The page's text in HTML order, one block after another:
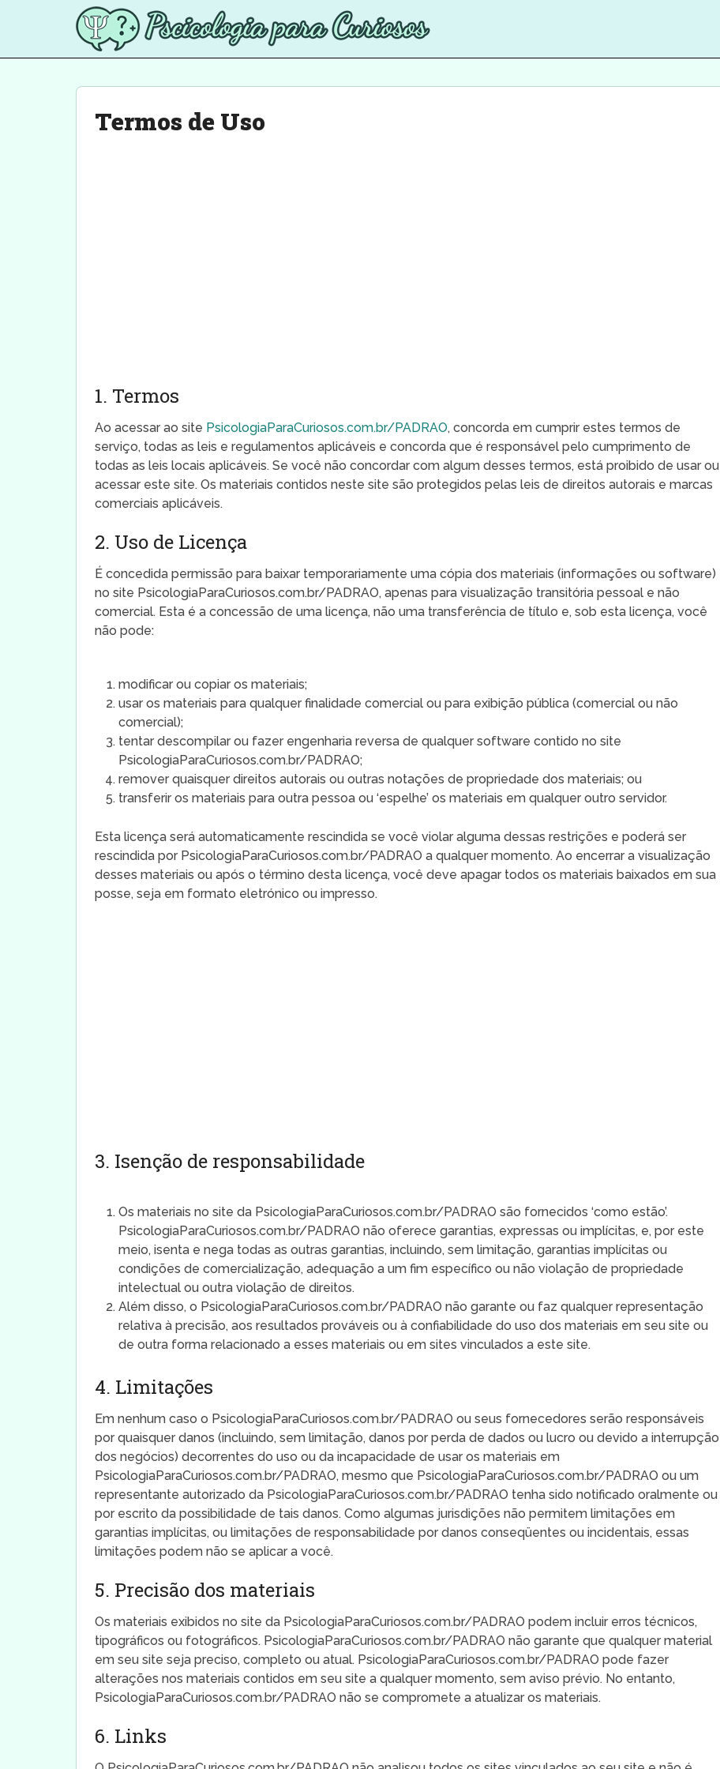
Termos de Uso
1. Termos
Ao acessar ao site PsicologiaParaCuriosos.com.br/PADRAO, concorda em cumprir estes termos de
serviço, todas as leis e regulamentos aplicáveis ​​e concorda que é responsável pelo cumprimento de
todas as leis locais aplicáveis. Se você não concordar com algum desses termos, está proibido de usar ou
acessar este site. Os materiais contidos neste site são protegidos pelas leis de direitos autorais e marcas
comerciais aplicáveis.
2. Uso de Licença
É concedida permissão para baixar temporariamente uma cópia dos materiais (informações ou software)
no site PsicologiaParaCuriosos.com.br/PADRAO, apenas para visualização transitória pessoal e não
comercial. Esta é a concessão de uma licença, não uma transferência de título e, sob esta licença, você
não pode:
modificar ou copiar os materiais;
usar os materiais para qualquer finalidade comercial ou para exibição pública (comercial ou não
comercial);
tentar descompilar ou fazer engenharia reversa de qualquer software contido no site
PsicologiaParaCuriosos.com.br/PADRAO;
remover quaisquer direitos autorais ou outras notações de propriedade dos materiais; ou
transferir os materiais para outra pessoa ou ‘espelhe’ os materiais em qualquer outro servidor.
Esta licença será automaticamente rescindida se você violar alguma dessas restrições e poderá ser
rescindida por PsicologiaParaCuriosos.com.br/PADRAO a qualquer momento. Ao encerrar a visualização
desses materiais ou após o término desta licença, você deve apagar todos os materiais baixados em sua
posse, seja em formato eletrónico ou impresso.
3. Isenção de responsabilidade
Os materiais no site da PsicologiaParaCuriosos.com.br/PADRAO são fornecidos ‘como estão’.
PsicologiaParaCuriosos.com.br/PADRAO não oferece garantias, expressas ou implícitas, e, por este
meio, isenta e nega todas as outras garantias, incluindo, sem limitação, garantias implícitas ou
condições de comercialização, adequação a um fim específico ou não violação de propriedade
intelectual ou outra violação de direitos.
Além disso, o PsicologiaParaCuriosos.com.br/PADRAO não garante ou faz qualquer representação
relativa à precisão, aos resultados prováveis ​​ou à confiabilidade do uso dos materiais em seu site ou
de outra forma relacionado a esses materiais ou em sites vinculados a este site.
4. Limitações
Em nenhum caso o PsicologiaParaCuriosos.com.br/PADRAO ou seus fornecedores serão responsáveis ​​
por quaisquer danos (incluindo, sem limitação, danos por perda de dados ou lucro ou devido a interrupção
dos negócios) decorrentes do uso ou da incapacidade de usar os materiais em
PsicologiaParaCuriosos.com.br/PADRAO, mesmo que PsicologiaParaCuriosos.com.br/PADRAO ou um
representante autorizado da PsicologiaParaCuriosos.com.br/PADRAO tenha sido notificado oralmente ou
por escrito da possibilidade de tais danos. Como algumas jurisdições não permitem limitações em
garantias implícitas, ou limitações de responsabilidade por danos conseqüentes ou incidentais, essas
limitações podem não se aplicar a você.
5. Precisão dos materiais
Os materiais exibidos no site da PsicologiaParaCuriosos.com.br/PADRAO podem incluir erros técnicos,
tipográficos ou fotográficos. PsicologiaParaCuriosos.com.br/PADRAO não garante que qualquer material
em seu site seja preciso, completo ou atual. PsicologiaParaCuriosos.com.br/PADRAO pode fazer
alterações nos materiais contidos em seu site a qualquer momento, sem aviso prévio. No entanto,
PsicologiaParaCuriosos.com.br/PADRAO não se compromete a atualizar os materiais.
6. Links